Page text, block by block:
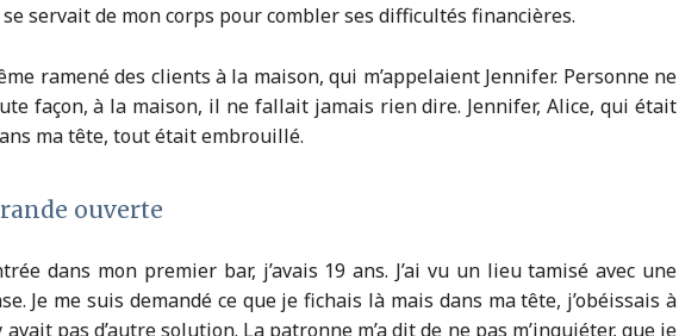
servait de mon corps pour combler ses difficultés financières.
ramené des clients à la maison, qui m’appelaient Jennifer. Personne ne
façon, à la maison, il ne fallait jamais rien dire. Jennifer, Alice, qui était
ma tête, tout était embrouillé.
ouverte
dans mon premier bar, j’avais 19 ans. J’ai vu un lieu tamisé avec une
Je me suis demandé ce que je fichais là mais dans ma tête, j’obéissais à
avait pas d’autre solution. La patronne m’a dit de ne pas m’inquiéter, que je